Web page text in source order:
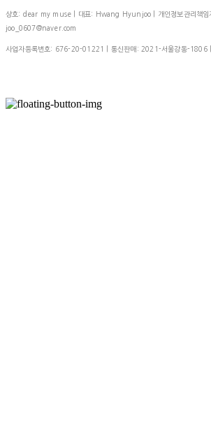
상호: dear my muse | 대표: Hwang Hyunjoo | 개인정보관리책
joo_0607@naver.com
사업자등록번호: 676-20-01221 | 통신판매: 2021-서울강동-1806|